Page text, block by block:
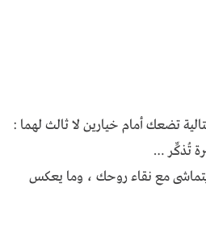
تضعك أمام خيارين لا ثالث لهما :
تُذكِّر …
مع نقاء روحك ، وما يعكس